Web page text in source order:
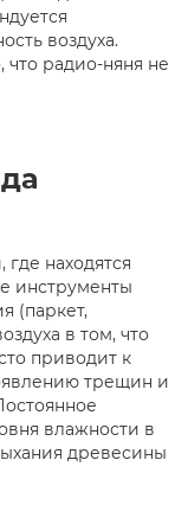
воздуха.
что радио-няня не
находятся
инструменты
(паркет,
в том, что
приводит к
трещин и
влажности в
древесины